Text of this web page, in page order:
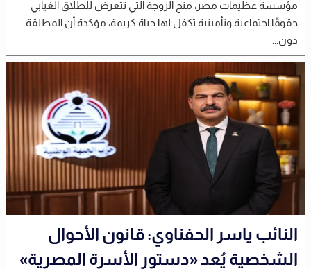
مؤسسة عظيمات مصر، منح الزوجة التي تتعرض للطلاق الغيابي
حقوقًا اجتماعية وتأمينية تكفل لها حياة كريمة، مؤكدة أن المطلقة
دون...
النائب ياسر الحفناوي: قانون الأحوال
الشخصية يُعد «دستور الأسرة المصرية»